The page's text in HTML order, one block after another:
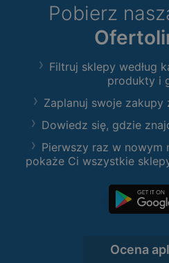
Pobierz
Filtruj sklepy według
produkty i
Zaplanuj swoje zakupy
Dowiedz się, gdzie
Pierwszy raz w nowym
pokaże Ci wszystkie
Ocena